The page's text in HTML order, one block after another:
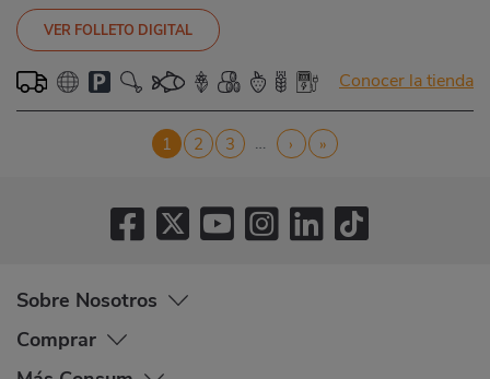
VER FOLLETO DIGITAL
Conocer la tienda
Página
actual
1 Página
2 Página
3 …
Siguiente
página
›
Última
página
»
Sobre Nosotros
Comprar